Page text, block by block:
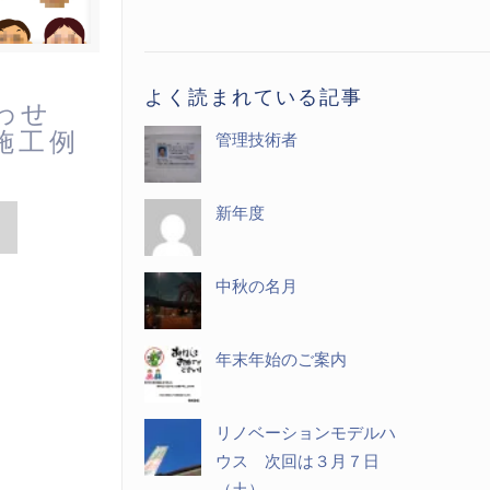
せ
例
覧
よく読まれている記事
管理技術者
新年度
中秋の名月
年末年始のご案内
リノベーションモデルハ
ウス 次回は３月７日